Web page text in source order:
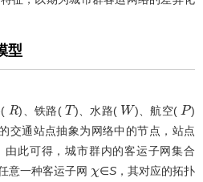
型
R)、铁路( T )、水路( W )、航空( P )
交通站点抽象为网络中的节点，站点
此可得，城市群内的客运子网集合
意一种客运子网 χ ∈S，其对应的拓扑